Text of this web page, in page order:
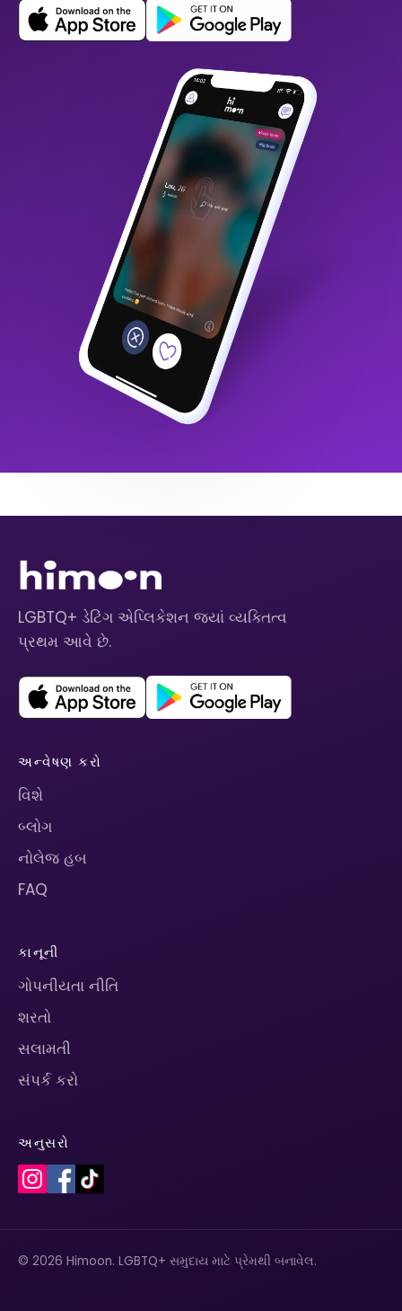
LGBTQ+ ડેટિંગ એપ્લિકેશન જ્યાં વ્યક્તિત્વ
પ્રથમ આવે છે.
અન્વેષણ કરો
વિશે
બ્લોગ
નોલેજ હબ
FAQ
કાનૂની
ગોપનીયતા નીતિ
શરતો
સલામતી
સંપર્ક કરો
અનુસરો
© 2026 Himoon. LGBTQ+ સમુદાય માટે પ્રેમથી બનાવેલ.